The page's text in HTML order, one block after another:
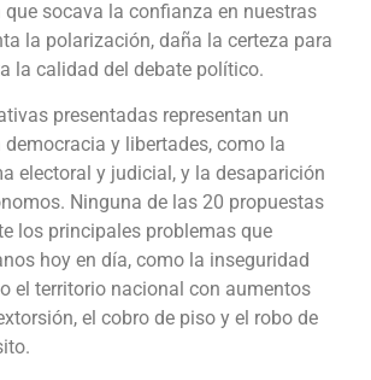
que socava la confianza en nuestras
la polarización, daña la certeza para
la calidad del debate político.
presentadas representan un
y libertades, como la
electoral y judicial, y la desaparición
Ninguna de las 20 propuestas
los principales problemas que
hoy en día, como la inseguridad
el territorio nacional con aumentos
el cobro de piso y el robo de